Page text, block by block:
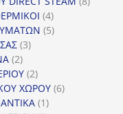
44
προϊόντα
55
33
22
προϊόντα
22
προϊόντα
ΧΩΡΟΥ 66
11